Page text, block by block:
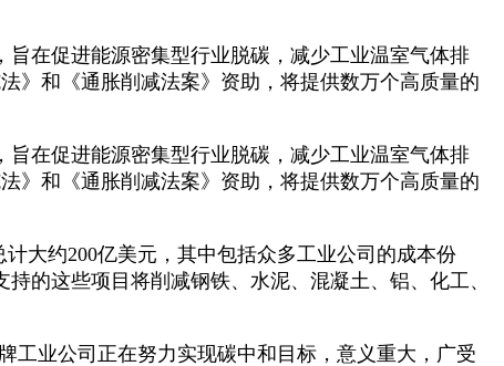
在促进能源密集型行业脱碳，减少工业温室气体排
》和《通胀削减法案》资助，将提供数万个高质量的
在促进能源密集型行业脱碳，减少工业温室气体排
》和《通胀削减法案》资助，将提供数万个高质量的
大约200亿美元，其中包括众多工业公司的成本份
的这些项目将削减钢铁、水泥、混凝土、铝、化工、
工业公司正在努力实现碳中和目标，意义重大，广受